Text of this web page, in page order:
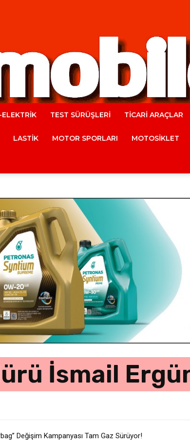
Automobile
Magazine
ELEKTRİK TEST SÜRÜŞLERİ TİCARİ ARAÇLAR
LASTİK MOTOR SPORLARI MOTOSİKLET
İsmail
Değişim Kampanyası Tam Gaz Sürüyor!